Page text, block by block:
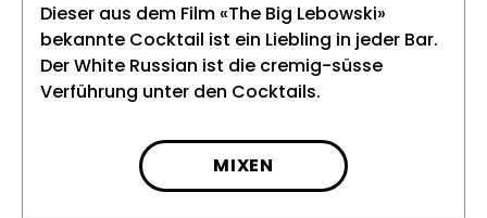
Dieser aus dem Film «The Big Lebowski»
bekannte Cocktail ist ein Liebling in jeder Bar.
Der White Russian ist die cremig-süsse
Verführung unter den Cocktails.
MIXEN